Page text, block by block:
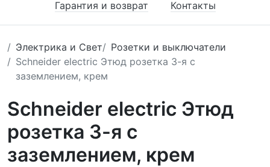
Гарантия и возврат
Контакты
Электрика и Свет
Розетки и выключатели
Schneider electric Этюд розетка 3-я с
заземлением, крем
Schneider electric Этюд
розетка 3-я с
заземлением, крем